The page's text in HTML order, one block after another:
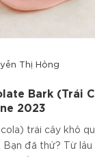
Thị Hồng
Bark (Trái Cây
2023
trái cây khô
đã thử? Từ lâu